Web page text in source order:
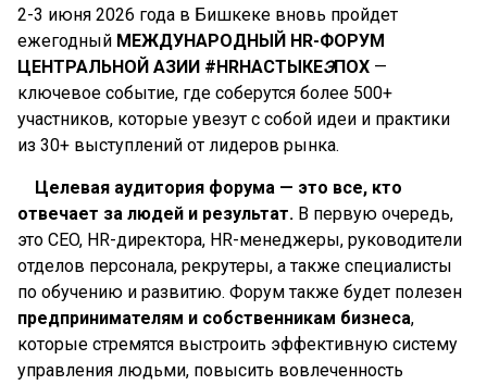
2-3 июня 2026 года в Бишкеке вновь пройдет
ежегодный МЕЖДУНАРОДНЫЙ HR-ФОРУМ
ЦЕНТРАЛЬНОЙ АЗИИ #HRНАСТЫКЕЭПОХ —
ключевое событие, где соберутся более 500+
участников, которые увезут с собой идеи и практики
из 30+ выступлений от лидеров рынка.
Целевая аудитория форума — это все, кто
отвечает за людей и результат. В первую очередь,
это CEO, HR-директора, HR-менеджеры, руководители
отделов персонала, рекрутеры, а также специалисты
по обучению и развитию. Форум также будет полезен
предпринимателям и собственникам бизнеса,
которые стремятся выстроить эффективную систему
управления людьми, повысить вовлеченность